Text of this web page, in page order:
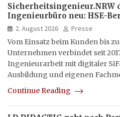
Sicherheitsingenieur.NRW
Ingenieurbüro neu: HSE-
hybrid und multimedial
2. August 2026
Presse
Vom Einsatz beim Kunden bis
Unternehmen verbindet seit
Ingenieurarbeit mit digitaler
Ausbildung und eigenen
Continue Reading